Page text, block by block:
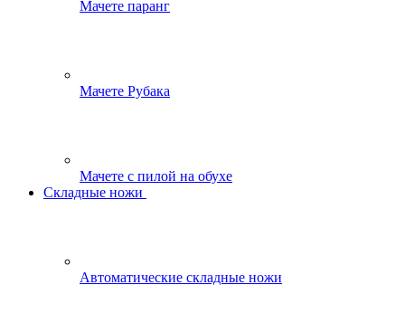
Мачете паранг
Мачете Рубака
Мачете с пилой на обухе
Складные ножи
Автоматические складные ножи